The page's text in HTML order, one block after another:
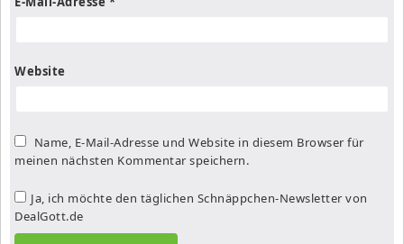
Website
Name, E-Mail-Adresse und Website in diesem Browser für
meinen nächsten Kommentar speichern.
Ja, ich möchte den täglichen Schnäppchen-Newsletter von
DealGott.de